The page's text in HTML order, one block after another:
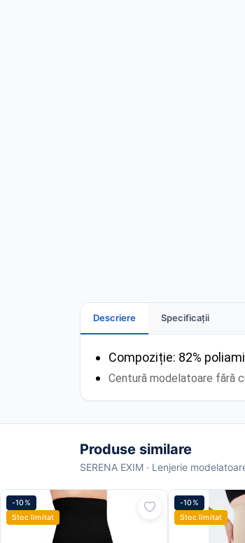
Descriere Specificații
Compoziție: 82%
Centură modelatoare fără
Produse similare
SERENA EXIM · Lenjerie
-10%
Stoc limitat
-10%
Stoc limitat